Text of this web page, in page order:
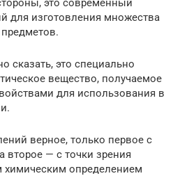
это современный
для изготовления множества
сказать, это специально
вещество, получаемое
для использования в
верное, только первое с
второе — с точки зрения
определением